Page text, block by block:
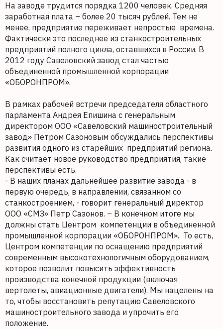
На заводе трудится порядка 1200 человек. Средняя
заработная плата – более 20 тысяч рублей. Тем не
менее, предприятие переживает непростые времена.
Фактически это последнее из станкостроительных
предприятий полного цикла, оставшихся в России. В
2012 году Савеловский завод стал частью
объединенной промышленной корпорации
«ОБОРОНПРОМ».
В рамках рабочей встречи председателя областного
парламента Андрея Епишина с генеральным
директором ООО «Савеловский машиностроительный
завод» Петром Сазоновым обсуждались перспективы
развития одного из старейших предприятий региона.
Как считает новое руководство предприятия, такие
перспективы есть.
- В наших планах дальнейшее развитие завода - в
первую очередь, в направлении, связанном со
станкостроением, - говорит генеральный директор
ООО «СМЗ» Петр Сазонов. – В конечном итоге мы
должны стать Центром компетенции в объединенной
промышленной корпорации «ОБОРОНПРОМ». То есть,
Центром компетенции по оснащению предприятий
современным высокотехнологичным оборудованием,
которое позволит повысить эффективность
производства конечной продукции (включая
вертолеты, авиационные двигатели). Мы нацелены на
то, чтобы восстановить репутацию Савеловского
машиностроительного завода и упрочить его
положение.